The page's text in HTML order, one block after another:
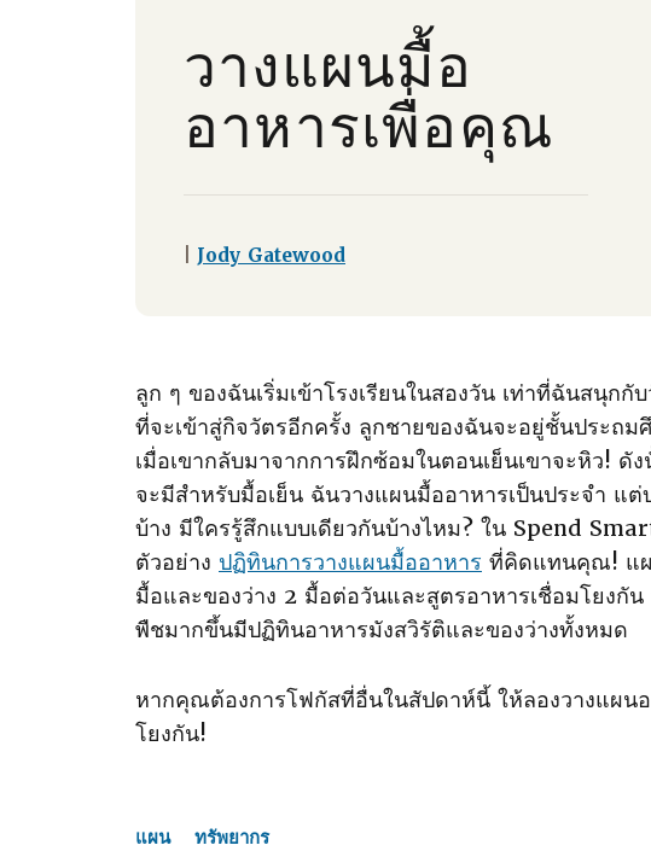
วางแผนมื้อ
อาหารเพื่อคุณ
Jody Gatewood
ลูก ๆ ของฉันเริ่มเข้าโรงเรียนในสองวัน เท่าที่ฉันสนุก
ที่จะเข้าสู่กิจวัตรอีกครั้ง ลูกชายของฉันจะอยู่ชั้นประถม
เมื่อเขากลับมาจากการฝึกซ้อมในตอนเย็นเขาจะหิว!
จะมีสําหรับมื้อเย็น ฉันวางแผนมื้ออาหารเป็นประจํา แ
บ้าง มีใครรู้สึกแบบเดียวกันบ้างไหม? ใน Spend
ตัวอย่าง ปฏิทินการวางแผนมื้ออาหาร ที่คิดแทนคุณ! แผ
มื้อและของว่าง 2 มื้อต่อวันและสูตรอาหารเชื่อมโยง
พืชมากขึ้นมีปฏิทินอาหารมังสวิรัติและของว่างทั้งหมด
หากคุณต้องการโฟกัสที่อื่นในสัปดาห์นี้ ให้ลองวางแผน
โยงกัน!
แผน ทรัพยากร